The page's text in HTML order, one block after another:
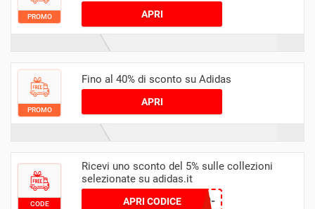
PROMO APRI
PROMO
Fino al 40% di sconto su Adidas
APRI
CODE
Ricevi uno sconto del 5% sulle collezioni
selezionate su adidas.it
APRI CODICE
TOP-DCD5-FTRM-LLY9-